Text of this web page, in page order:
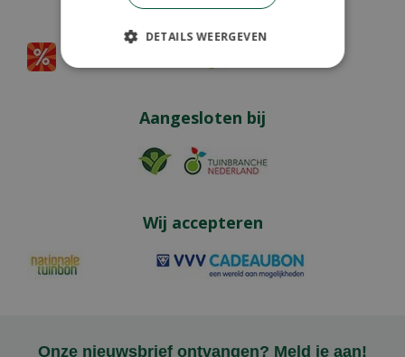
Partners
Aangesloten bij
Wij accepteren
Onze nieuwsbrief ontvangen? Meld je aan!
DETAILS WEERGEVEN